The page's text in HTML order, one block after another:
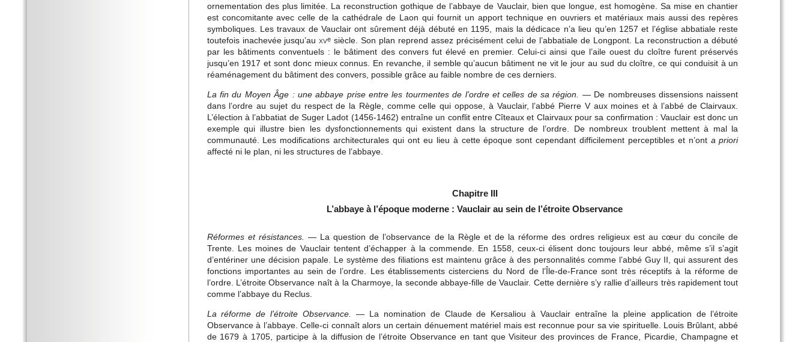
ornementation des plus limitée. La reconstruction gothique de l’abbaye de Vauclair, bien que longue, est homogène. Sa mise en chantier
est concomitante avec celle de la cathédrale de Laon qui fournit un apport technique en ouvriers et matériaux mais aussi des repères
symboliques. Les travaux de Vauclair ont sûrement déjà débuté en 1195, mais la dédicace n’a lieu qu’en 1257 et l’église abbatiale reste
toutefois inachevée jusqu’auxve siècle. Son plan reprend assez précisément celui de l’abbatiale de Longpont. La reconstruction a débuté
par les bâtiments conventuels : le bâtiment des convers fut élevé en premier. Celui-ci ainsi que l’aile ouest du cloître furent préservés
jusqu’en 1917 et sont donc mieux connus. En revanche, il semble qu’aucun bâtiment ne vit le jour au sud du cloître, ce qui conduisit à un
réaménagement du bâtiment des convers, possible grâce au faible nombre de ces derniers.
La fin du Moyen Âge : une abbaye prise entre les tourmentes de l’ordre et celles de sa région.
— De nombreuses dissensions naissent
dans l’ordre au sujet du respect de la Règle, comme celle qui oppose, à Vauclair, l’abbé Pierre V aux moines et à l’abbé de Clairvaux.
L’élection à l’abbatiat de Suger Ladot (1456-1462) entraîne un conflit entre Cîteaux et Clairvaux pour sa confirmation : Vauclair est donc un
exemple qui illustre bien les dysfonctionnements qui existent dans la structure de l’ordre. De nombreux troublent mettent à mal la
communauté. Les modifications architecturales qui ont eu lieu à cette époque sont cependant difficilement perceptibles et n’ont a priori
affecté ni le plan, ni les structures de l’abbaye.
Chapitre III
L’abbaye à l’époque moderne : Vauclair au sein de l’étroite Observance
Réformes et résistances.
— La question de l’observance de la Règle et de la réforme des ordres religieux est au cœur du concile de
Trente. Les moines de Vauclair tentent d’échapper à la commende. En 1558, ceux-ci élisent donc toujours leur abbé, même s’il s’agit
d’entériner une décision papale. Le système des filiations est maintenu grâce à des personnalités comme l’abbé Guy II, qui assurent des
fonctions importantes au sein de l’ordre. Les établissements cisterciens du Nord de l’Île-de-France sont très réceptifs à la réforme de
l’ordre. L’étroite Observance naît à la Charmoye, la seconde abbaye-fille de Vauclair. Cette dernière s’y rallie d’ailleurs très rapidement tout
comme l’abbaye du Reclus.
La réforme de l’étroite Observance.
— La nomination de Claude de Kersaliou à Vauclair entraîne la pleine application de l’étroite
Observance à l’abbaye. Celle-ci connaît alors un certain dénuement matériel mais est reconnue pour sa vie spirituelle. Louis Brûlant, abbé
de 1679 à 1705, participe à la diffusion de l’étroite Observance en tant que Visiteur des provinces de France, Picardie, Champagne et